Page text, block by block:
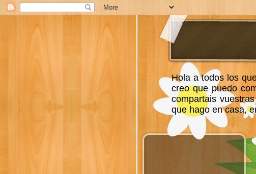
Hola a todos los
creo que puedo
compartais
que hago en casa,